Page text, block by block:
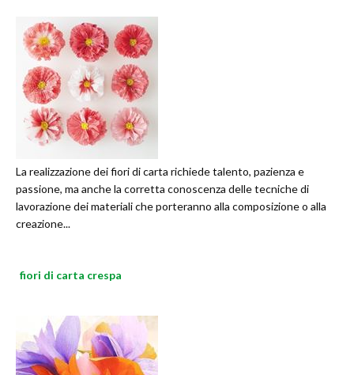
La realizzazione dei fiori di carta richiede talento, pazienza e
passione, ma anche la corretta conoscenza delle tecniche di
lavorazione dei materiali che porteranno alla composizione o alla
creazione...
fiori di carta crespa